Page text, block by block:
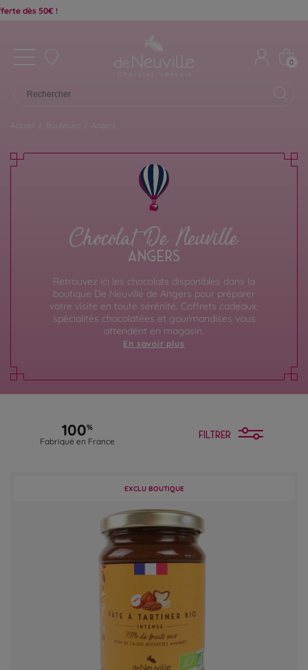
0
Accueil Boutiques Angers
Chocolat De Neuville
ANGERS
Retrouvez ici les chocolats disponibles dans la
boutique De Neuville de Angers pour préparer
votre visite en toute sérénité. Coffrets cadeaux,
spécialités chocolatées et gourmandises vous
attendent en magasin.
En savoir plus
100%
Fabriqué en France
FILTRER
EXCLU BOUTIQUE